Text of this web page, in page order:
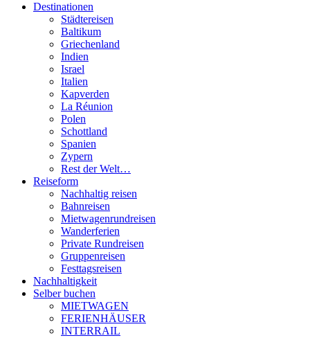
Destinationen
Städtereisen
Baltikum
Griechenland
Indien
Israel
Italien
Kapverden
La Réunion
Polen
Schottland
Spanien
Zypern
Rest der Welt…
Reiseform
Nachhaltig reisen
Bahnreisen
Mietwagenrundreisen
Wanderferien
Private Rundreisen
Gruppenreisen
Festtagsreisen
Nachhaltigkeit
Selber buchen
MIETWAGEN
FERIENHÄUSER
INTERRAIL